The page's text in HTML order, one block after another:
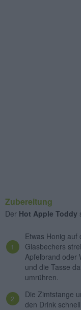
Zubereitung
Der Hot Apple Toddy
Etwas Honig auf
Glasbechers
Apfelbrand oder
und die Tasse
umrühren.
Die Zimtstange
den Drink